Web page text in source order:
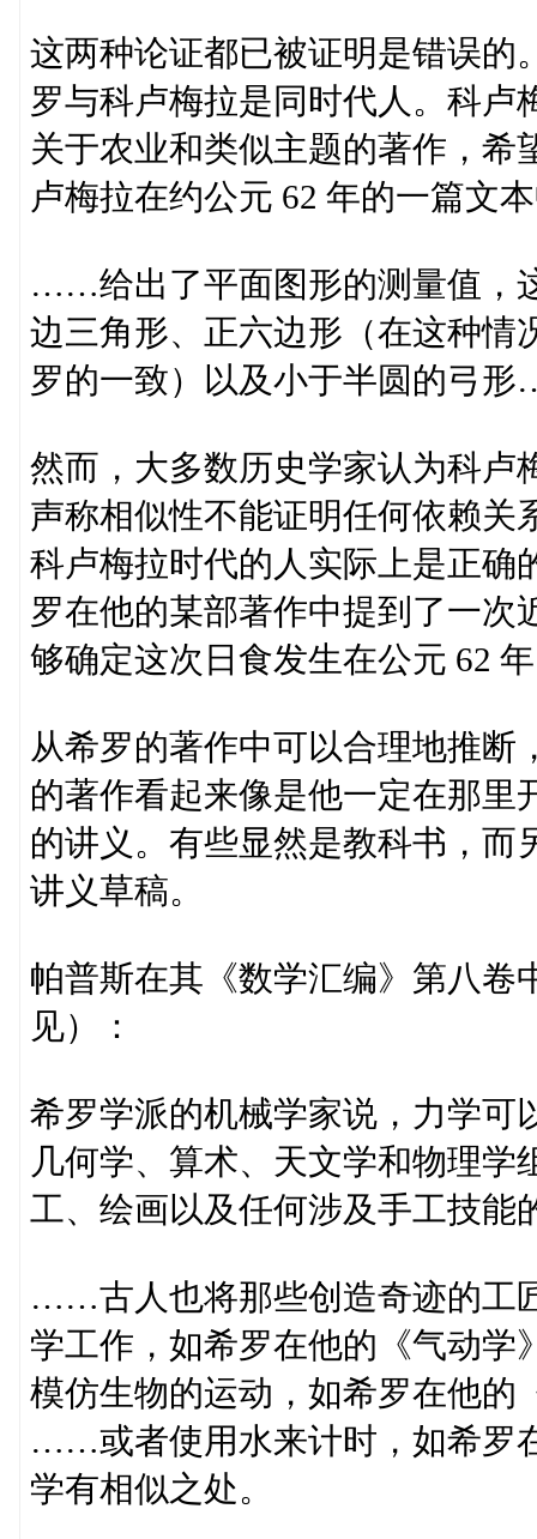
这两种论证都已被证明是错误的
罗与科卢梅拉是同时代人。科卢
关于农业和类似主题的著作，希
卢梅拉在约公元 62 年的一篇文
……给出了平面图形的测量值，
边三角形、正六边形（在这种情
罗的一致）以及小于半圆的弓
然而，大多数历史学家认为科卢
声称相似性不能证明任何依赖关
科卢梅拉时代的人实际上是正确
罗在他的某部著作中提到了一次
够确定这次日食发生在公元 62
从希罗的著作中可以合理地推断
的著作看起来像是他一定在那里
的讲义。有些显然是教科书，而
讲义草稿。
帕普斯在其《数学汇编》第八卷
见）：
希罗学派的机械学家说，力学可
几何学、算术、天文学和物理
工、绘画以及任何涉及手工技能
……古人也将那些创造奇迹的工
学工作，如希罗在他的《气动学
模仿生物的运动，如希罗在他的
……或者使用水来计时，如希罗
学有相似之处。